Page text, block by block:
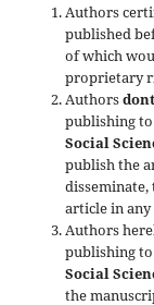
Authors
published
of which
proprietary
Authors
publishing to
Social
publish the
article in any
Authors
publishing to
Social
the